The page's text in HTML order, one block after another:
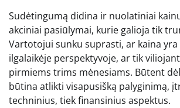
Sudėtingumą didina ir nuolatiniai
akciniai pasiūlymai, kurie galioja tik
Vartotojui sunku suprasti, ar kaina
ilgalaikėje perspektyvoje, ar tik
pirmiems trims mėnesiams. Būtent
būtina atlikti visapusišką palyginimą,
techninius, tiek finansinius aspektus.